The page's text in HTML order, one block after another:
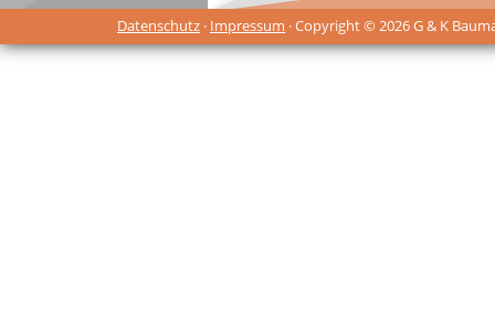
Datenschutz · Impressum · Copyright © 2026 G & K